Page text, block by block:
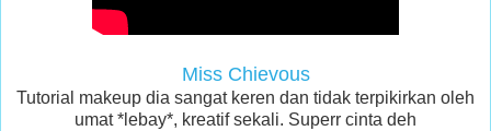
Miss Chievous
Tutorial makeup dia sangat keren dan tidak terpikirkan oleh
umat *lebay*, kreatif sekali. Superr cinta deh